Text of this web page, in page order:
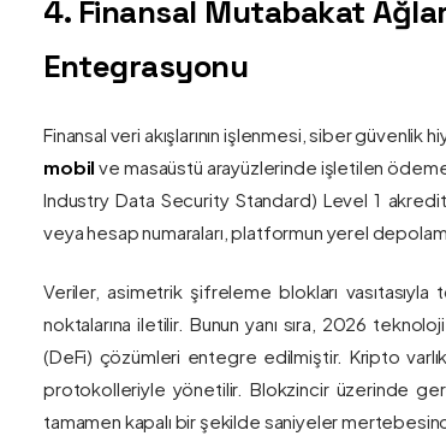
4. Finansal Mutabakat
Entegrasyonu
Finansal veri akışlarının işlenmesi, siber
mobil ve masaüstü arayüzlerinde işletilen
Industry Data Security Standard) Level 1
veya hesap numaraları, platformun yerel
Veriler, asimetrik şifreleme blokları
noktalarına iletilir. Bunun yanı sıra, 2026
(DeFi) çözümleri entegre edilmiştir. Kripto
protokolleriyle yönetilir. Blokzincir üzerinde
tamamen kapalı bir şekilde saniyeler